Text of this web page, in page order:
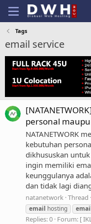
Tags
email service
personal
NATANETWORK
kebutuhan
dikhususkan
ingin memiliki
keunggulanya
dan tidak lagi
natanetwork Thread
email hosting
Replies: 0 Forum: [